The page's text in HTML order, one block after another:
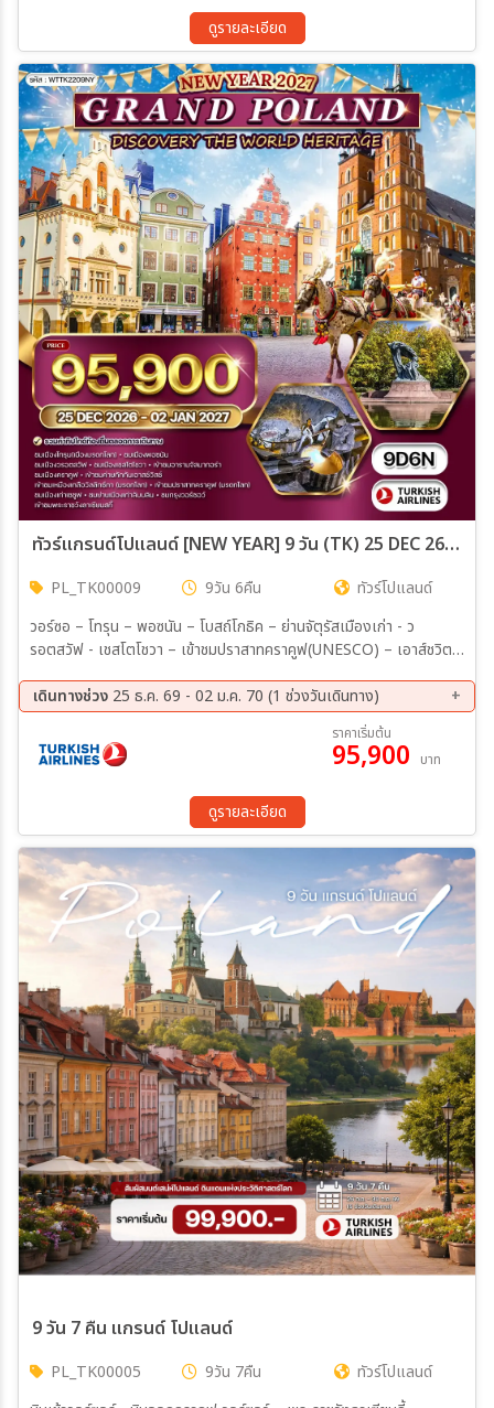
UNESCO  เมืองเก่าพอซนาน และ เมืองเก่าวรอตสรัฟ เมืองมรดกโลกที่
มีสีสันสวยที่สุดในยุโรป
ดูรายละเอียด
ทัวร์แกรนด์โปแลนด์ [NEW YEAR] 9 วัน (TK) 25 DEC 26 - 02 JAN 27
PL_TK00009 9วัน 6คืน
ทัวร์โปแลนด์
วอร์ซอ – โทรุน – พอซนัน – โบสถ์โกธิค – ย่านจัตุรัสเมืองเก่า - ว
รอตสวัฟ - เชสโตโชวา – เข้าชมปราสาทคราคูฟ(UNESCO) – เอาส์ชวิตซ์
เมืองเก่าพอซนัน – ศาลาว่าการเมืองพอซนัน – เมืองวรอตสวัฟ – จัตุรัส
Rynek – อารามจัสนาโกรา (พระแม่มารีสีดำ) – ปราสาทวาวิล – มหาวิหาร
วาวิล – ค่ายกักกันเอาส์ชวิตซ์-เบียร์เคเนา – เหมืองเกลือวีลิชก้า – โบสถ์
เซนต์คิงกา – ตลาดผ้าพื้นเมือง (Cloth Hall) – ย่านเมืองเก่าวอร์ซอ –
เดินทางช่วง 25 ธ.ค. 69 - 02 ม.ค. 70 (1 ช่วงวันเดินทาง)
ราคาเริ่มต้น
95,900 บาท
ดูรายละเอียด
9 วัน 7 คืน แกรนด์ โปแลนด์
PL_TK00005 9วัน 7คืน
ทัวร์โปแลนด์